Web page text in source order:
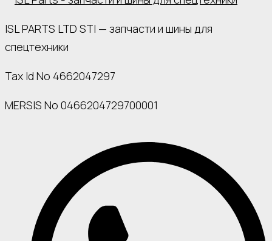
ISL PARTS LTD STI — запчасти и шины для
спецтехники
Tax Id No 4662047297
MERSIS No 0466204729700001